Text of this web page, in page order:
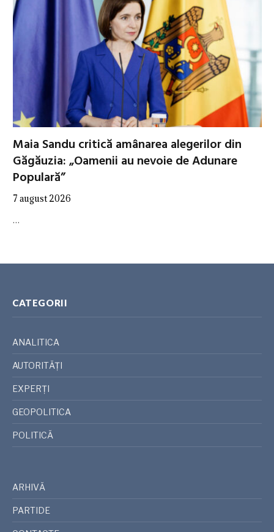
Maia Sandu critică amânarea alegerilor din
Găgăuzia: „Oamenii au nevoie de Adunare
Populară”
7 august 2026
…
CATEGORII
ANALITICA
AUTORITĂȚI
EXPERȚI
GEOPOLITICA
POLITICĂ
ARHIVĂ
PARTIDE